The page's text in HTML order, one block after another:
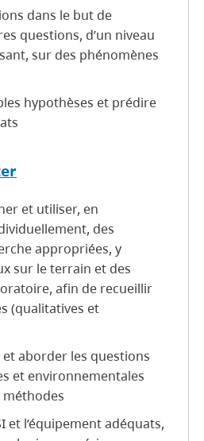
dans le but de
questions, d’un niveau
sur des phénomènes
hypothèses et prédire
et utiliser, en
des
appropriées, y
sur le terrain et des
afin de recueillir
(qualitatives et
et aborder les questions
et environnementales
méthodes
et l’équipement adéquats,